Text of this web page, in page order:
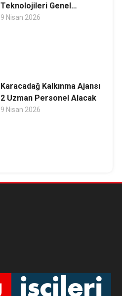
Teknolojileri Genel
Müdürlüğü 11 Sözleşmeli
9 Nisan 2026
Karacadağ Kalkınma Ajansı
2 Uzman Personel Alacak
9 Nisan 2026